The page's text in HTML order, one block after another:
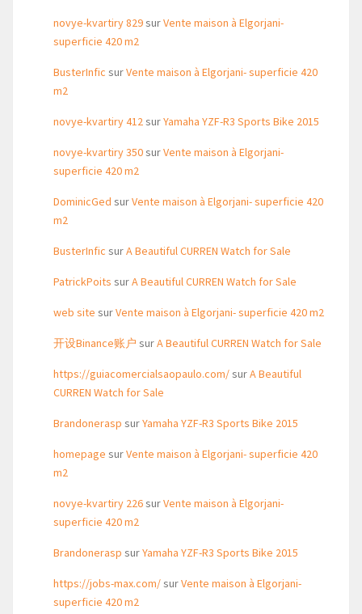
novye-kvartiry 829surVente maison à Elgorjani-
superficie 420 m2
BusterInfic surVente maison à Elgorjani- superficie 420
m2
novye-kvartiry 412surYamaha YZF-R3 Sports Bike 2015
novye-kvartiry 350surVente maison à Elgorjani-
superficie 420 m2
DominicGed surVente maison à Elgorjani- superficie 420
m2
BusterInfic surA Beautiful CURREN Watch for Sale
PatrickPoits surA Beautiful CURREN Watch for Sale
web site surVente maison à Elgorjani- superficie 420 m2
开设Binance账户 surA Beautiful CURREN Watch for Sale
https://guiacomercialsaopaulo.com/surA Beautiful
CURREN Watch for Sale
Brandonerasp surYamaha YZF-R3 Sports Bike 2015
homepage surVente maison à Elgorjani- superficie 420
m2
novye-kvartiry 226surVente maison à Elgorjani-
superficie 420 m2
Brandonerasp surYamaha YZF-R3 Sports Bike 2015
https://jobs-max.com/surVente maison à Elgorjani-
superficie 420 m2